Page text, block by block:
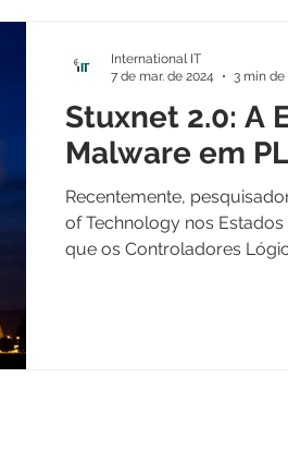
Stuxnet 2.0: A
Malware em
Recentemente,
of Technology nos
que os Controladores
International IT
7 de mar. de 2024
3 min de